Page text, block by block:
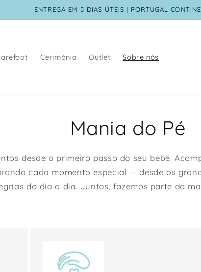
ENTREGA EM 5 DIAS ÚTEIS | PORTUGAL
Cerimónia Outlet Sobre nós
Mania do Pé
desde o primeiro passo do seu bebé.
cada momento especial — desde os
do dia a dia. Juntos, fazemos parte da